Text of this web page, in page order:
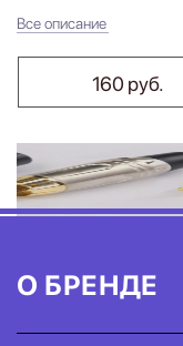
Все описание
160 руб.
О БРЕНДЕ